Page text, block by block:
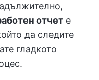
отчет е
да следите
гладкото